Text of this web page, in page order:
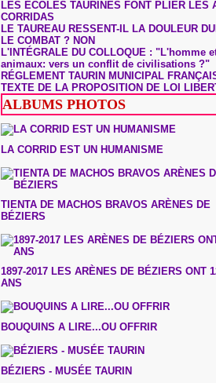
LES ÉCOLES TAURINES FONT PLIER LES
CORRIDAS
LE TAUREAU RESSENT-IL LA DOULEUR
LE COMBAT ? NON
L'INTÉGRALE DU COLLOQUE : "L'homme
animaux: vers un conflit de civilisations ?"
RÉGLEMENT TAURIN MUNICIPAL
TEXTE DE LA PROPOSITION DE LOI
ALBUMS PHOTOS
LA CORRID EST UN HUMANISME
TIENTA DE MACHOS BRAVOS ARÈNES DE
BÉZIERS
1897-2017 LES ARÈNES DE BÉZIERS ONT
ANS
BOUQUINS A LIRE...OU OFFRIR
BÉZIERS - MUSÉE TAURIN